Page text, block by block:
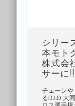
シリー
本モト
株式会
サーに!!
チェーン
るD.I.D 大